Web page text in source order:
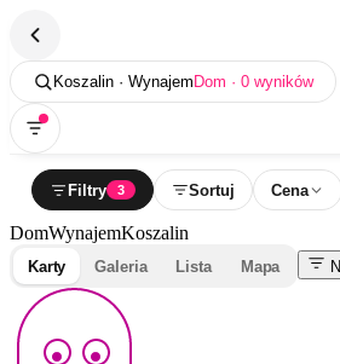
Koszalin · Wynajem Dom · 0 wyników
Filtry 3 Sortuj Cena
DomWynajemKoszalin
Karty Galeria Lista Mapa